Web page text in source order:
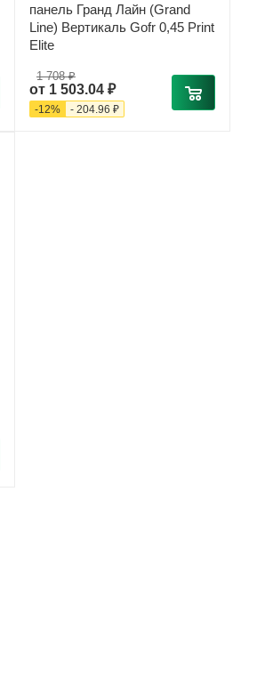
панель Гранд Лайн (Grand
Line) Вертикаль Gofr 0,45 Print
Elite
от 1 503.04 ₽
1 708 ₽
-12% - 204.96 ₽